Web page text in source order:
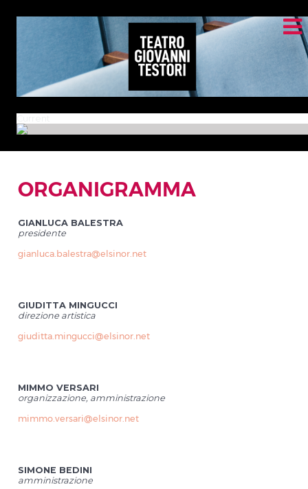
ORGANIGRAMMA
GIANLUCA BALESTRA
presidente
gianluca.balestra@elsinor.net
GIUDITTA MINGUCCI
direzione artistica
giuditta.mingucci@elsinor.net
MIMMO VERSARI
organizzazione, amministrazione
mimmo.versari@elsinor.net
SIMONE BEDINI
amministrazione